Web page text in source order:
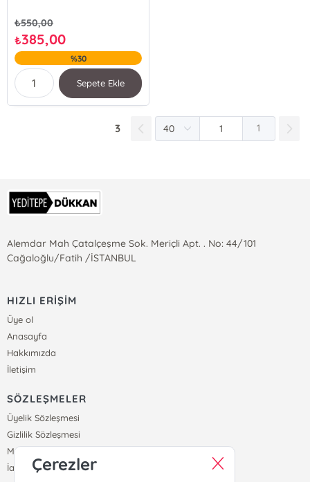
₺550,00
₺385,00
%30
Sepete Ekle
3 1
Alemdar Mah Çatalçeşme Sok. Meriçli Apt. . No: 44/101
Cağaloğlu/Fatih /İSTANBUL
HIZLI ERİŞİM
Üye ol
Anasayfa
Hakkımızda
İletişim
SÖZLEŞMELER
Üyelik Sözleşmesi
Gizlilik Sözleşmesi
Mesafeli Satış Sözleşmesi
İade ve Teslimat Koşulları
Çerezler